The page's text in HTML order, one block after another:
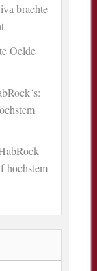
brachte
Oelde
höchstem